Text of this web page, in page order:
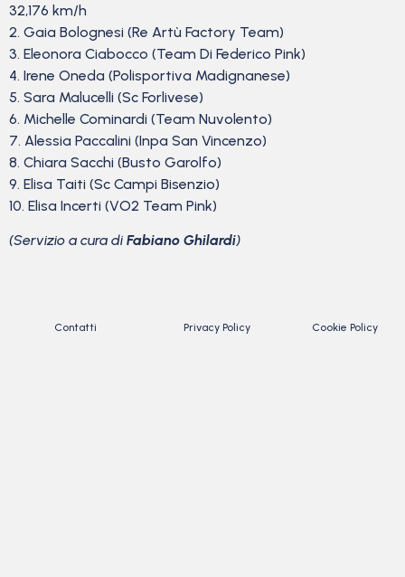
32,176 km/h
2. Gaia Bolognesi (Re Artù Factory Team)
3. Eleonora Ciabocco (Team Di Federico Pink)
4. Irene Oneda (Polisportiva Madignanese)
5. Sara Malucelli (Sc Forlivese)
6. Michelle Cominardi (Team Nuvolento)
7. Alessia Paccalini (Inpa San Vincenzo)
8. Chiara Sacchi (Busto Garolfo)
9. Elisa Taiti (Sc Campi Bisenzio)
10. Elisa Incerti (VO2 Team Pink)
(Servizio a cura di Fabiano Ghilardi)
Contatti Privacy Policy Cookie Policy